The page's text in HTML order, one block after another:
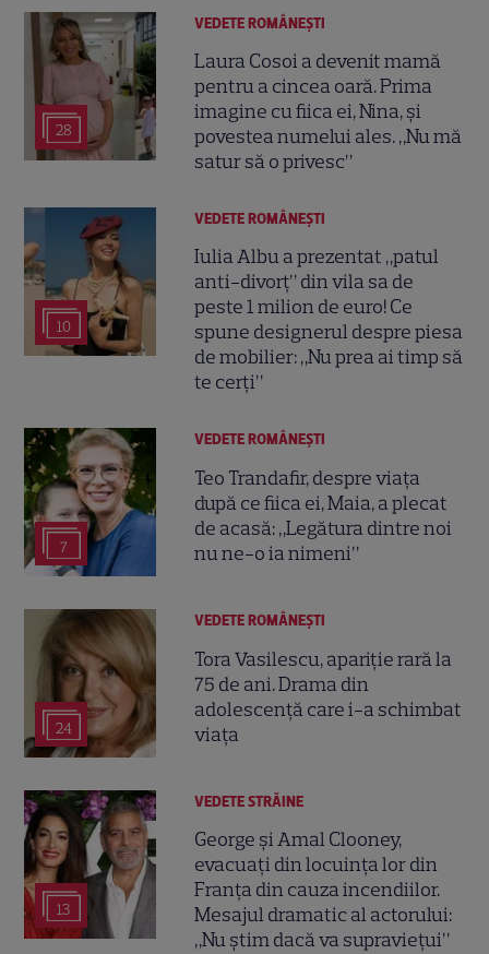
28
VEDETE ROMÂNEŞTI
Laura Cosoi a devenit mamă
pentru a cincea oară. Prima
imagine cu fiica ei, Nina, și
povestea numelui ales. „Nu mă
satur să o privesc”
10
VEDETE ROMÂNEŞTI
Iulia Albu a prezentat „patul
anti-divorț” din vila sa de
peste 1 milion de euro! Ce
spune designerul despre piesa
de mobilier: „Nu prea ai timp să
te cerți”
7
VEDETE ROMÂNEŞTI
Teo Trandafir, despre viața
după ce fiica ei, Maia, a plecat
de acasă: „Legătura dintre noi
nu ne-o ia nimeni”
24
VEDETE ROMÂNEŞTI
Tora Vasilescu, apariție rară la
75 de ani. Drama din
adolescență care i-a schimbat
viața
13
VEDETE STRĂINE
George și Amal Clooney,
evacuați din locuința lor din
Franța din cauza incendiilor.
Mesajul dramatic al actorului:
„Nu știm dacă va supraviețui”